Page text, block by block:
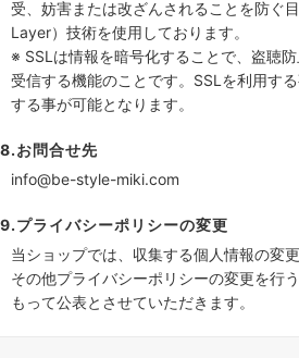
受、妨害または改ざんされることを防ぐ
Layer）技術を使用しております。
※ SSLは情報を暗号化することで、盗聴
受信する機能のことです。SSLを利用す
する事が可能となります。
8.お問合せ先
info@be-style-miki.com
9.プライバシーポリシーの変更
当ショップでは、収集する個人情報の変
その他プライバシーポリシーの変更を行
もって公表とさせていただきます。